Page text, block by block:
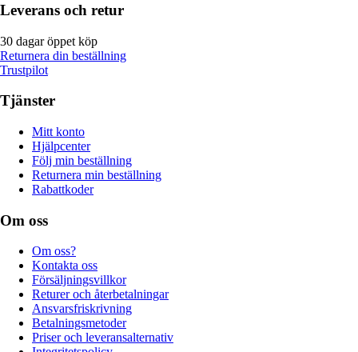
Leverans och retur
30 dagar öppet köp
Returnera din beställning
Trustpilot
Tjänster
Mitt konto
Hjälpcenter
Följ min beställning
Returnera min beställning
Rabattkoder
Om oss
Om oss?
Kontakta oss
Försäljningsvillkor
Returer och återbetalningar
Ansvarsfriskrivning
Betalningsmetoder
Priser och leveransalternativ